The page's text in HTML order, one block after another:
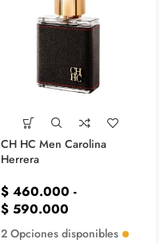
CH HC Men Carolina
Herrera
$ 460.000 -
$ 590.000
2 Opciones disponibles